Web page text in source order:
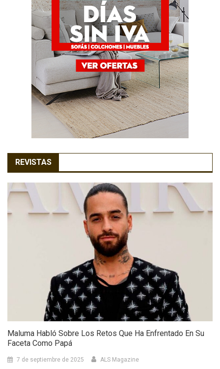
REVISTAS
Maluma Habló Sobre Los Retos Que Ha Enfrentado En Su
Faceta Como Papá
7 de septiembre de 2025 ALS Magazine